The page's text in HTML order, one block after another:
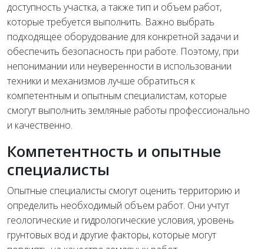
доступность участка, а также тип и объем работ,
которые требуется выполнить. Важно выбрать
подходящее оборудование для конкретной задачи и
обеспечить безопасность при работе. Поэтому, при
непонимании или неуверенности в использовании
техники и механизмов лучше обратиться к
компетентным и опытным специалистам, которые
смогут выполнить земляные работы профессионально
и качественно.
Компетентность и опытные
специалисты
Опытные специалисты смогут оценить территорию и
определить необходимый объем работ. Они учтут
геологические и гидрологические условия, уровень
грунтовых вод и другие факторы, которые могут